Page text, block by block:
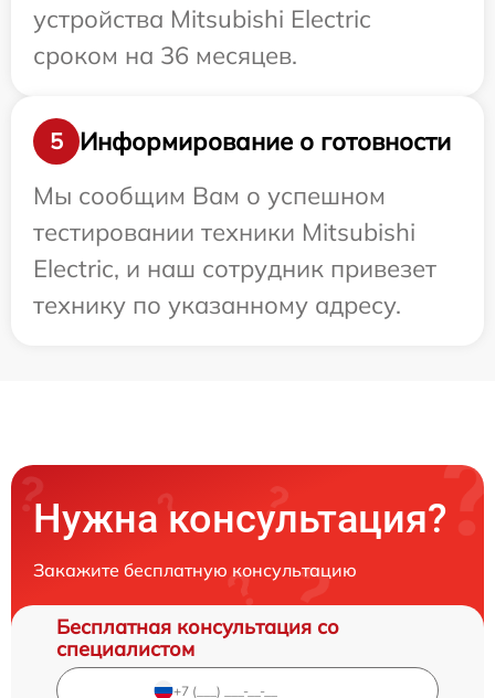
устройства Mitsubishi Electric
сроком на 36 месяцев.
5
Информирование о готовности
Мы сообщим Вам о успешном
тестировании техники Mitsubishi
Electric, и наш сотрудник привезет
технику по указанному адресу.
Нужна консультация?
Закажите бесплатную консультацию
Бесплатная консультация со
специалистом